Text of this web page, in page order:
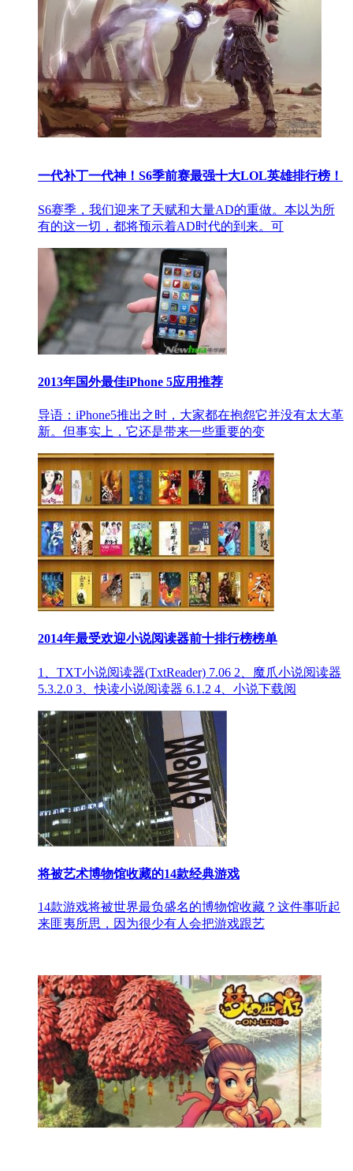
一代补丁一代神！S6季前赛最强十大LOL英雄排行榜！
S6赛季，我们迎来了天赋和大量AD的重做。本以为所
有的这一切，都将预示着AD时代的到来。可
2013年国外最佳iPhone 5应用推荐
导语：iPhone5推出之时，大家都在抱怨它并没有太大革
新。但事实上，它还是带来一些重要的变
2014年最受欢迎小说阅读器前十排行榜榜单
1、TXT小说阅读器(TxtReader) 7.06 2、魔爪小说阅读器
5.3.2.0 3、快读小说阅读器 6.1.2 4、小说下载阅
将被艺术博物馆收藏的14款经典游戏
14款游戏将被世界最负盛名的博物馆收藏？这件事听起
来匪夷所思，因为很少有人会把游戏跟艺